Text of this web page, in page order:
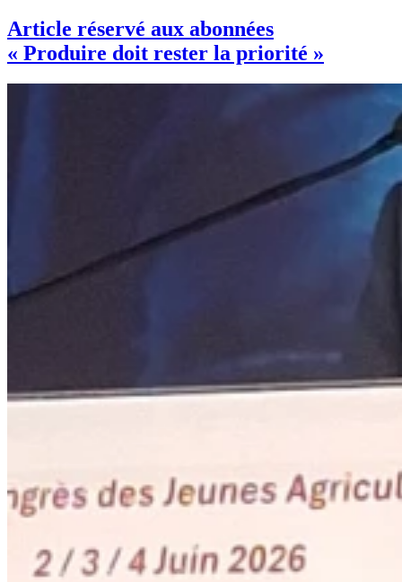
Article réservé aux abonnées
« Produire doit rester la priorité »